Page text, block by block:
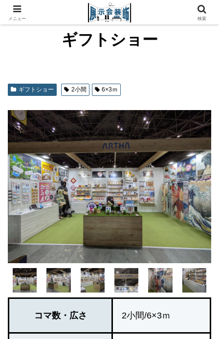
ギフトショー
ギフトショー 2小間 6×3ｍ
コマ数・広さ 2小間/6×3ｍ
メニュー 検索